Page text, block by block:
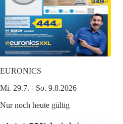
EURONICS
Mi. 29.7. - So. 9.8.2026
Nur noch heute gültig